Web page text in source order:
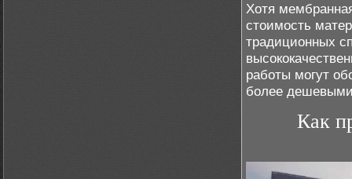
Хотя
стоимость
традиционных
работы могут
более
Как